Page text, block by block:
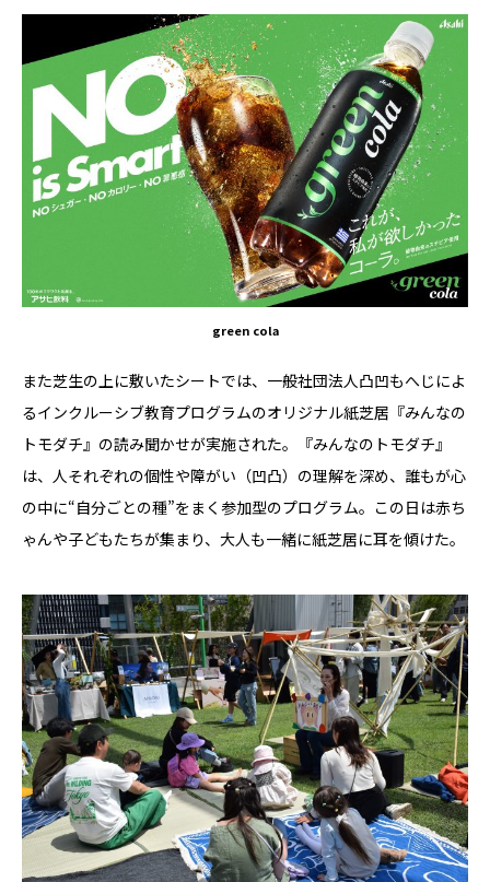
green cola
また芝生の上に敷いたシートでは、一般社団法人凸凹もへじによ
るインクルーシブ教育プログラムのオリジナル紙芝居『みんなの
トモダチ』の読み聞かせが実施された。『みんなのトモダチ』
は、人それぞれの個性や障がい（凹凸）の理解を深め、誰もが心
の中に“自分ごとの種”をまく参加型のプログラム。この日は赤ち
ゃんや子どもたちが集まり、大人も一緒に紙芝居に耳を傾けた。